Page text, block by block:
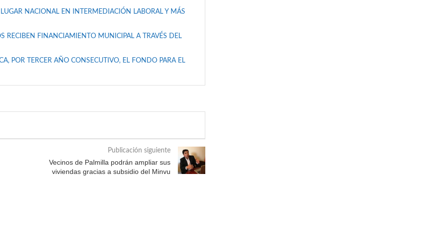
NACIONAL EN INTERMEDIACIÓN LABORAL Y MÁS
RECIBEN FINANCIAMIENTO MUNICIPAL A TRAVÉS DEL
POR TERCER AÑO CONSECUTIVO, EL FONDO PARA EL
Publicación siguiente
Vecinos de Palmilla podrán ampliar sus
viviendas gracias a subsidio del Minvu